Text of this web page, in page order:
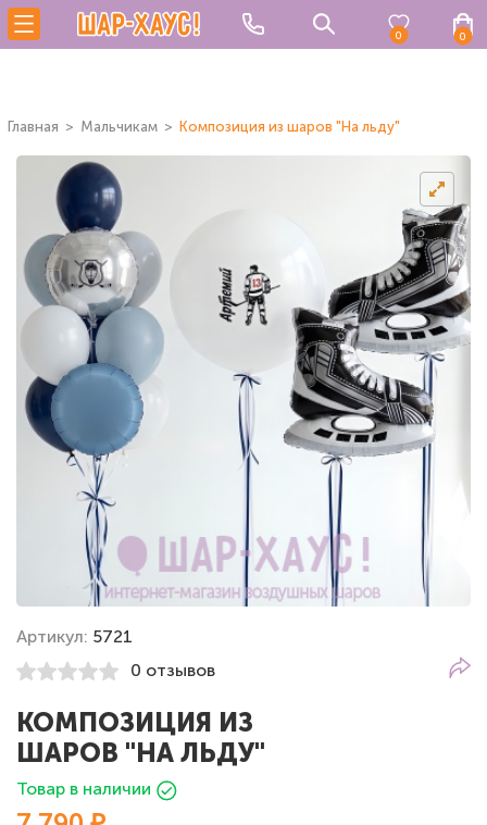
0 0
Главная Мальчикам Композиция из шаров "На льду"
Артикул: 5721
0 отзывов
КОМПОЗИЦИЯ ИЗ
ШАРОВ "НА ЛЬДУ"
Товар в наличии